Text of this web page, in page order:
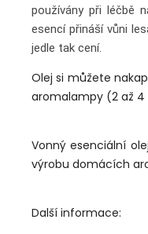
používány při léčbě
esencí přináší vůni
jedle tak cení.
Olej si můžete
aromalampy (2 až 4
Vonný esenciální
výrobu domácích
Další informace: